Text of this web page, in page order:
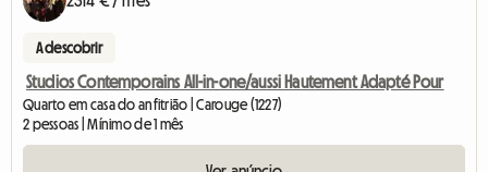
A descobrir
Studios Contemporains All-in-one/aussi Hautement Adapté Pour
Quarto em casa do anfitrião | Carouge (1227)
2 pessoas | Mínimo de 1 mês